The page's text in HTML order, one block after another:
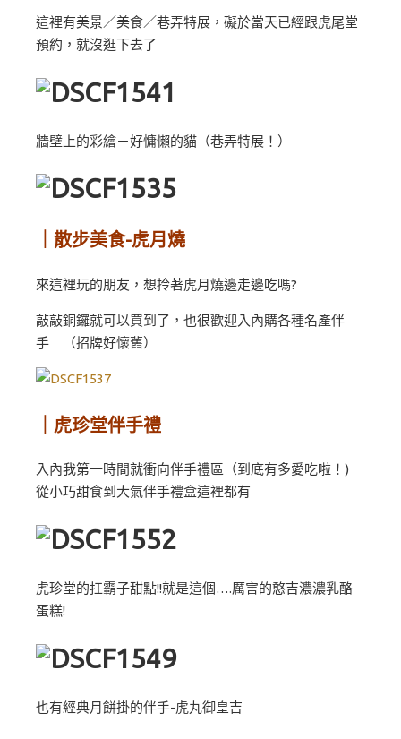
這裡有美景／美食／巷弄特展，礙於當天已經跟虎尾堂
預約，就沒逛下去了
牆壁上的彩繪－好慵懶的貓（巷弄特展！）
｜散步美食-虎月燒
來這裡玩的朋友，想拎著虎月燒邊走邊吃嗎?
敲敲銅鑼就可以買到了，也很歡迎入內購各種名產伴
手 （招牌好懷舊）
｜虎珍堂伴手禮
入內我第一時間就衝向伴手禮區（到底有多愛吃啦！)
從小巧甜食到大氣伴手禮盒這裡都有
虎珍堂的扛霸子甜點!!就是這個….厲害的憨吉濃濃乳酪
蛋糕!
也有經典月餅掛的伴手-虎丸御皇吉